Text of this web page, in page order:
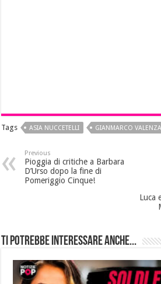
Tags ASIA NUCCETELLI GIANMARCO VALENZA
Previous
Pioggia di critiche a Barbara
D’Urso dopo la fine di
Pomeriggio Cinque!
Luca
Ti potrebbe interessare anche...